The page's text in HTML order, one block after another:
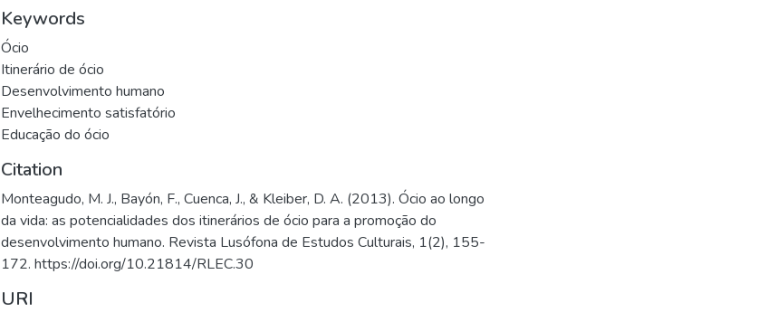
Keywords
Ócio
Itinerário de ócio
Desenvolvimento humano
Envelhecimento satisfatório
Educação do ócio
Citation
Monteagudo, M. J., Bayón, F., Cuenca, J., & Kleiber, D. A. (2013). Ócio ao longo
da vida: as potencialidades dos itinerários de ócio para a promoção do
desenvolvimento humano. Revista Lusófona de Estudos Culturais, 1(2), 155-
172. https://doi.org/10.21814/RLEC.30
URI